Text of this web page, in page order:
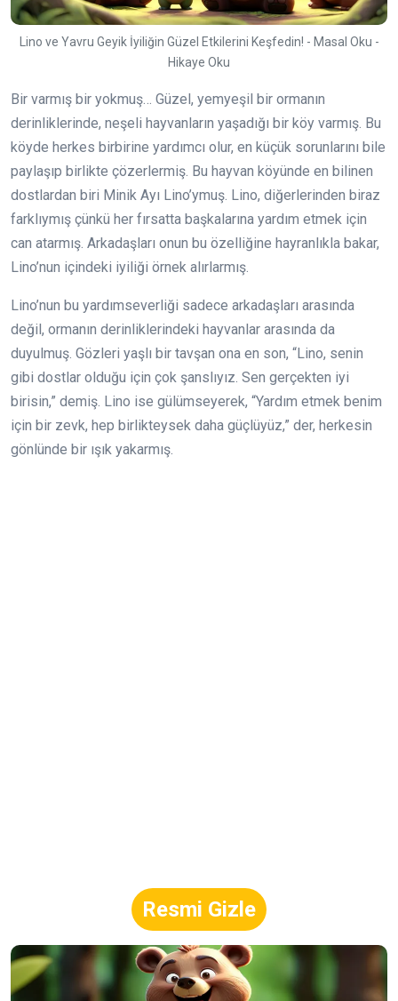
Lino ve Yavru Geyik İyiliğin Güzel Etkilerini Keşfedin! - Masal Oku -
Hikaye Oku
Bir varmış bir yokmuş… Güzel, yemyeşil bir ormanın
derinliklerinde, neşeli hayvanların yaşadığı bir köy varmış. Bu
köyde herkes birbirine yardımcı olur, en küçük sorunlarını bile
paylaşıp birlikte çözerlermiş. Bu hayvan köyünde en bilinen
dostlardan biri Minik Ayı Lino’ymuş. Lino, diğerlerinden biraz
farklıymış çünkü her fırsatta başkalarına yardım etmek için
can atarmış. Arkadaşları onun bu özelliğine hayranlıkla bakar,
Lino’nun içindeki iyiliği örnek alırlarmış.
Lino’nun bu yardımseverliği sadece arkadaşları arasında
değil, ormanın derinliklerindeki hayvanlar arasında da
duyulmuş. Gözleri yaşlı bir tavşan ona en son, “Lino, senin
gibi dostlar olduğu için çok şanslıyız. Sen gerçekten iyi
birisin,” demiş. Lino ise gülümseyerek, “Yardım etmek benim
için bir zevk, hep birlikteysek daha güçlüyüz,” der, herkesin
gönlünde bir ışık yakarmış.
Resmi Gizle